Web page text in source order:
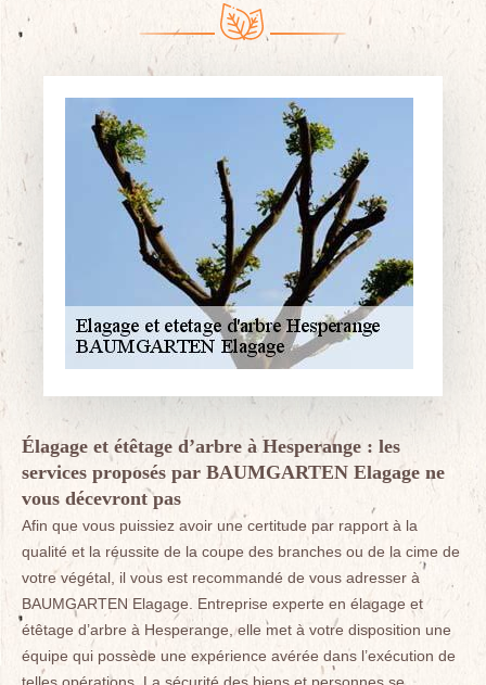
Élagage et étêtage d’arbre à Hesperange : les
services proposés par BAUMGARTEN Elagage ne
vous décevront pas
Afin que vous puissiez avoir une certitude par rapport à la
qualité et la réussite de la coupe des branches ou de la cime de
votre végétal, il vous est recommandé de vous adresser à
BAUMGARTEN Elagage. Entreprise experte en élagage et
étêtage d’arbre à Hesperange, elle met à votre disposition une
équipe qui possède une expérience avérée dans l’exécution de